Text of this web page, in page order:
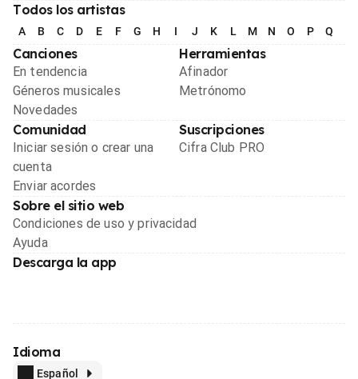
Todos los artistas
A B C D E F G H I J K L M N O P Q
Canciones
En tendencia
Géneros musicales
Novedades
Herramientas
Afinador
Metrónomo
Comunidad
Iniciar sesión o crear una
cuenta
Enviar acordes
Suscripciones
Cifra Club PRO
Sobre el sitio web
Condiciones de uso y privacidad
Ayuda
Descarga la app
Idioma
Español